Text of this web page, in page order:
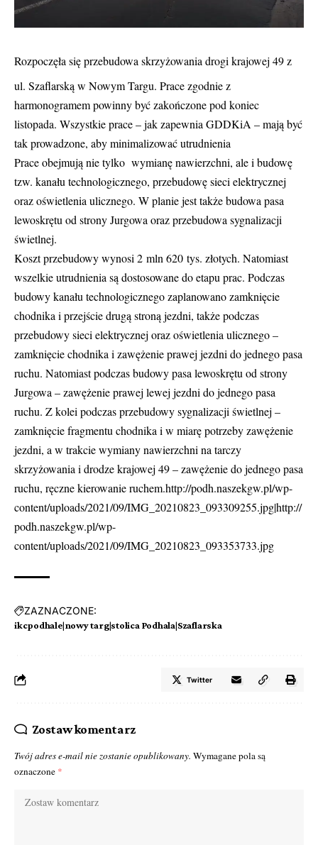
Rozpoczęła się przebudowa skrzyżowania drogi krajowej 49 z
ul. Szaflarską w Nowym Targu. Prace zgodnie z
harmonogramem powinny być zakończone pod koniec
listopada. Wszystkie prace – jak zapewnia GDDKiA – mają być
tak prowadzone, aby minimalizować utrudnienia
Prace obejmują nie tylko wymianę nawierzchni, ale i budowę
tzw. kanału technologicznego, przebudowę sieci elektrycznej
oraz oświetlenia ulicznego. W planie jest także budowa pasa
lewoskrętu od strony Jurgowa oraz przebudowa sygnalizacji
świetlnej.
Koszt przebudowy wynosi 2 mln 620 tys. złotych. Natomiast
wszelkie utrudnienia są dostosowane do etapu prac. Podczas
budowy kanału technologicznego zaplanowano zamknięcie
chodnika i przejście drugą stroną jezdni, także podczas
przebudowy sieci elektrycznej oraz oświetlenia ulicznego –
zamknięcie chodnika i zawężenie prawej jezdni do jednego pasa
ruchu. Natomiast podczas budowy pasa lewoskrętu od strony
Jurgowa – zawężenie prawej lewej jezdni do jednego pasa
ruchu. Z kolei podczas przebudowy sygnalizacji świetlnej –
zamknięcie fragmentu chodnika i w miarę potrzeby zawężenie
jezdni, a w trakcie wymiany nawierzchni na tarczy
skrzyżowania i drodze krajowej 49 – zawężenie do jednego pasa
ruchu, ręczne kierowanie ruchem.http://podh.naszekgw.pl/wp-
content/uploads/2021/09/IMG_20210823_093309255.jpg|http://
podh.naszekgw.pl/wp-
content/uploads/2021/09/IMG_20210823_093353733.jpg
ZAZNACZONE:
ikcpodhale|nowy targ|stolica Podhala|Szaflarska
Twitter
Zostaw komentarz
Twój adres e-mail nie zostanie opublikowany. Wymagane pola są
oznaczone *